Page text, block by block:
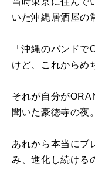
いた沖縄居酒屋の
「沖縄のバンド
けど、これからめ
それが自分が
聞いた豪徳寺の夜。
あれから本当にブ
み、進化し続ける